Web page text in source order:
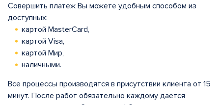
Совершить платеж Вы можете удобным способом из
доступных:
картой MasterCard,
картой Visa,
картой Мир,
наличными.
Все процессы производятся в присутствии клиента от 15
минут. После работ обязательно каждому дается